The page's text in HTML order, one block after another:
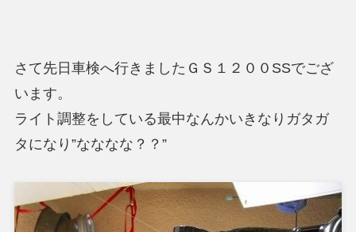
さて先日車検へ行きましたＧＳ１２００SSでござ
います。
ライト調整をしている最中なんかいきなりガタガ
タになり”なななな？？”